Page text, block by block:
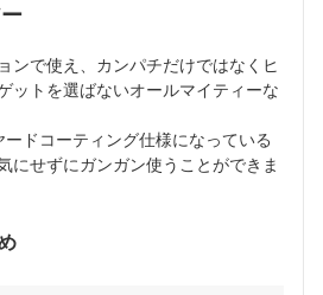
ンで使え、カンパチだけではなくヒ
ットを選ばないオールマイティーな
ドコーティング仕様になっている
にせずにガンガン使うことができま